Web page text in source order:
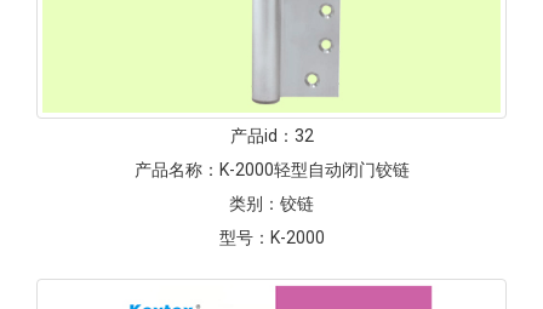
产品id： 32
产品名称： K-2000轻型自动闭门铰链
类别： 铰链
型号： K-2000